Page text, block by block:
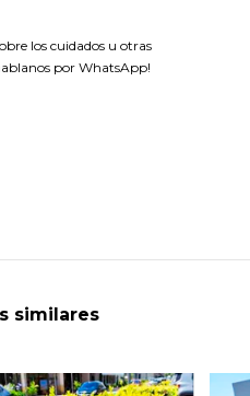
los cuidados u otras
por WhatsApp!
similares